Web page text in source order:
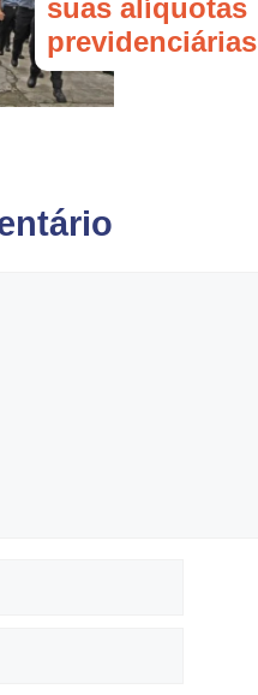
suas alíquotas
previdenciárias